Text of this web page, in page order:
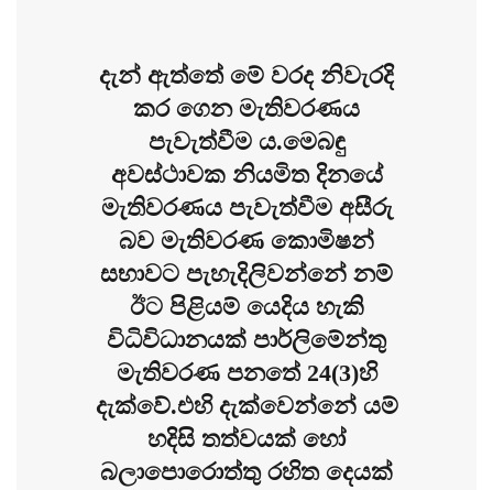
දැන් ඇත්තේ මේ වරද නිවැරදි
කර ගෙන මැතිවරණය
පැවැත්වීම ය.මෙබඳු
අවස්‍ථාවක නියමිත දිනයේ
මැතිවරණය පැවැත්වීම අසීරු
බව මැතිවරණ කොමිෂන්
සභාවට පැහැදිලිවන්නේ නම්
ඊට පිළියම් යෙදිය හැකි
විධිවිධානයක් පාර්ලිමේන්තු
මැතිවරණ පනතේ 24(3)හි
දැක්වේ.එහි දැක්වෙන්නේ යම්
හදිසි තත්වයක් හෝ
බලාපොරොත්තු රහිත දෙයක්